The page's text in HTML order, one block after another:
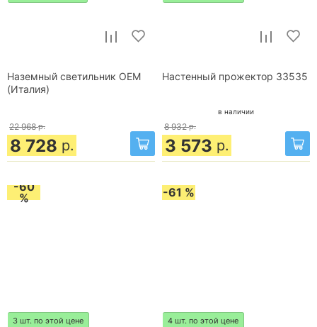
Наземный светильник OEM
(Италия)
22 968 р.
8 728 р.
Настенный прожектор 33535
в наличии
8 932 р.
3 573 р.
-60
%
3 шт. по этой цене
-61 %
4 шт. по этой цене